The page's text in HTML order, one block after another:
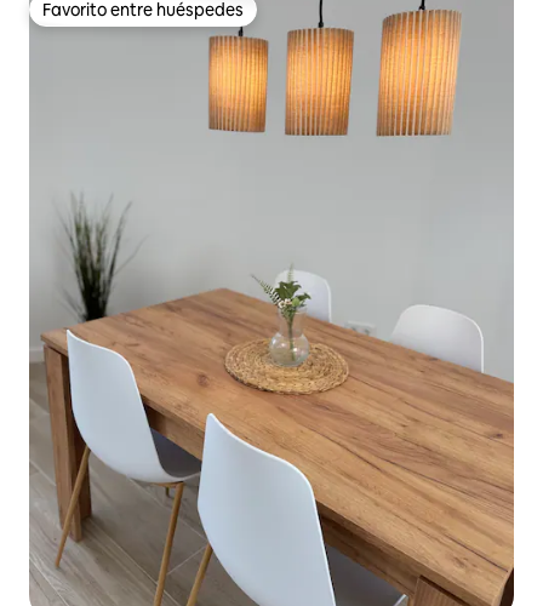
Favorito entre huéspedes
Favorito entre huéspedes